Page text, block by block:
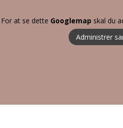
For at se dette Googlemap skal du
Administrer